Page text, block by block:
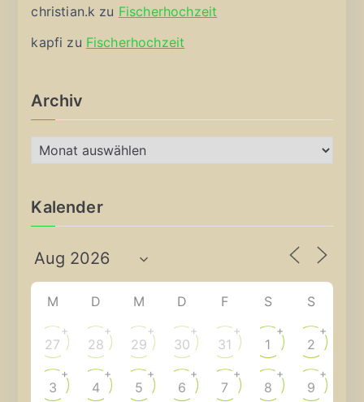
christian.k zu Fischerhochzeit
kapfi zu Fischerhochzeit
Archiv
r
h
v
Kalender
M D M D F S S
27
+
28
+
29
+
30
+
31
+
1
+
2
+
3
+
4
+
5
+
6
+
7
+
8
+
9
+